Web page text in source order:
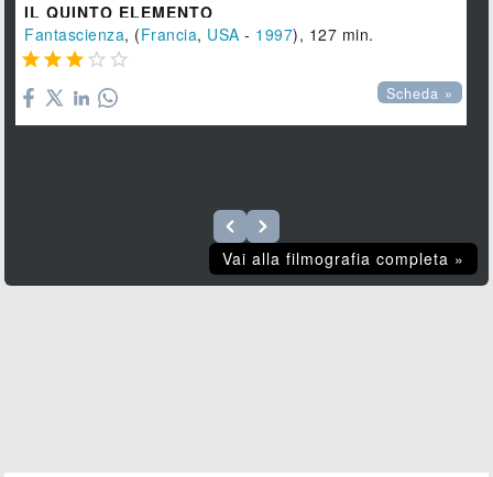
IL QUINTO ELEMENTO
Fantascienza, (Francia, USA - 1997), 127 min.
    
Scheda »
Vai alla filmografia completa »